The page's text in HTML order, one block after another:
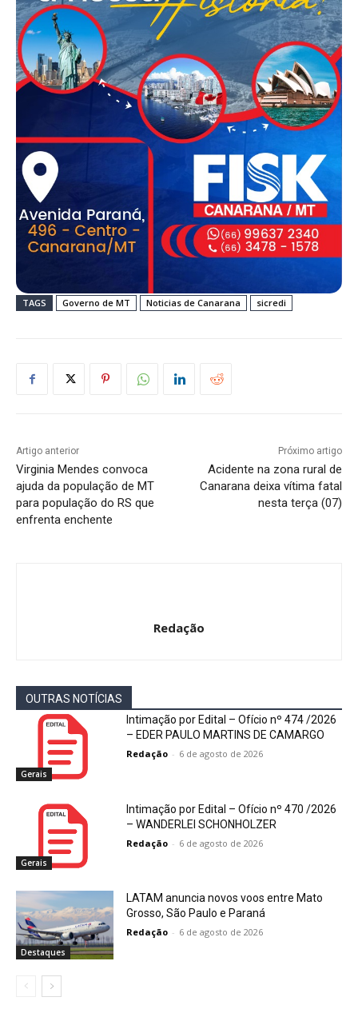
TAGS Governo de MT Noticias de Canarana sicredi
Artigo anterior
Virginia Mendes convoca
ajuda da população de MT
para população do RS que
enfrenta enchente
Próximo artigo
Acidente na zona rural de
Canarana deixa vítima fatal
nesta terça (07)
Redação
OUTRAS NOTÍCIAS
Gerais
Intimação por Edital – Ofício nº 474 /2026
– EDER PAULO MARTINS DE CAMARGO
Redação - 6 de agosto de 2026
Gerais
Intimação por Edital – Ofício nº 470 /2026
– WANDERLEI SCHONHOLZER
Redação - 6 de agosto de 2026
Destaques
LATAM anuncia novos voos entre Mato
Grosso, São Paulo e Paraná
Redação - 6 de agosto de 2026